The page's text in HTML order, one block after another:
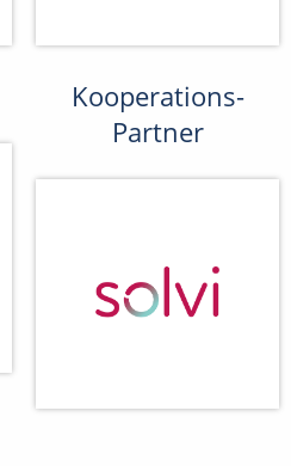
Kooperations-
Partner